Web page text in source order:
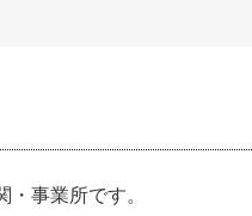
事業所です。